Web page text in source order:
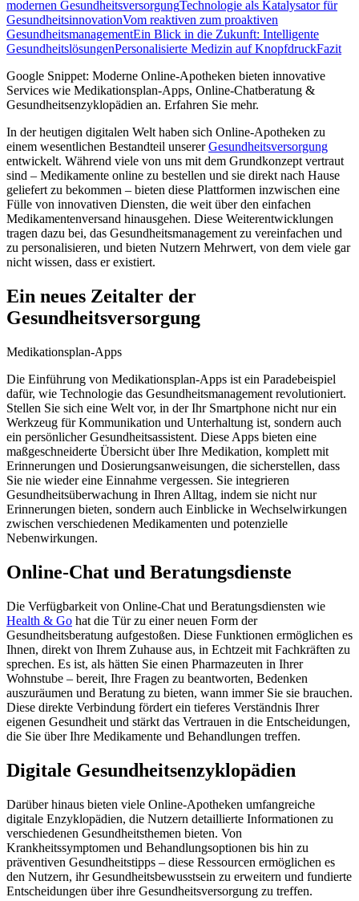
modernen GesundheitsversorgungTechnologie als Katalysator für
GesundheitsinnovationVom reaktiven zum proaktiven
GesundheitsmanagementEin Blick in die Zukunft: Intelligente
GesundheitslösungenPersonalisierte Medizin auf KnopfdruckFazit
Google Snippet: Moderne Online-Apotheken bieten innovative
Services wie Medikationsplan-Apps, Online-Chatberatung &
Gesundheitsenzyklopädien an. Erfahren Sie mehr.
In der heutigen digitalen Welt haben sich Online-Apotheken zu
einem wesentlichen Bestandteil unsererGesundheitsversorgung
entwickelt. Während viele von uns mit dem Grundkonzept vertraut
sind – Medikamente online zu bestellen und sie direkt nach Hause
geliefert zu bekommen – bieten diese Plattformen inzwischen eine
Fülle von innovativen Diensten, die weit über den einfachen
Medikamentenversand hinausgehen. Diese Weiterentwicklungen
tragen dazu bei, das Gesundheitsmanagement zu vereinfachen und
zu personalisieren, und bieten Nutzern Mehrwert, von dem viele gar
nicht wissen, dass er existiert.
Ein neues Zeitalter der
Gesundheitsversorgung
Medikationsplan-Apps
Die Einführung von Medikationsplan-Apps ist ein Paradebeispiel
dafür, wie Technologie das Gesundheitsmanagement revolutioniert.
Stellen Sie sich eine Welt vor, in der Ihr Smartphone nicht nur ein
Werkzeug für Kommunikation und Unterhaltung ist, sondern auch
ein persönlicher Gesundheitsassistent. Diese Apps bieten eine
maßgeschneiderte Übersicht über Ihre Medikation, komplett mit
Erinnerungen und Dosierungsanweisungen, die sicherstellen, dass
Sie nie wieder eine Einnahme vergessen. Sie integrieren
Gesundheitsüberwachung in Ihren Alltag, indem sie nicht nur
Erinnerungen bieten, sondern auch Einblicke in Wechselwirkungen
zwischen verschiedenen Medikamenten und potenzielle
Nebenwirkungen.
Online-Chat und Beratungsdienste
Die Verfügbarkeit von Online-Chat und Beratungsdiensten wie
Health & Go hat die Tür zu einer neuen Form der
Gesundheitsberatung aufgestoßen. Diese Funktionen ermöglichen es
Ihnen, direkt von Ihrem Zuhause aus, in Echtzeit mit Fachkräften zu
sprechen. Es ist, als hätten Sie einen Pharmazeuten in Ihrer
Wohnstube – bereit, Ihre Fragen zu beantworten, Bedenken
auszuräumen und Beratung zu bieten, wann immer Sie sie brauchen.
Diese direkte Verbindung fördert ein tieferes Verständnis Ihrer
eigenen Gesundheit und stärkt das Vertrauen in die Entscheidungen,
die Sie über Ihre Medikamente und Behandlungen treffen.
Digitale Gesundheitsenzyklopädien
Darüber hinaus bieten viele Online-Apotheken umfangreiche
digitale Enzyklopädien, die Nutzern detaillierte Informationen zu
verschiedenen Gesundheitsthemen bieten. Von
Krankheitssymptomen und Behandlungsoptionen bis hin zu
präventiven Gesundheitstipps – diese Ressourcen ermöglichen es
den Nutzern, ihr Gesundheitsbewusstsein zu erweitern und fundierte
Entscheidungen über ihre Gesundheitsversorgung zu treffen.